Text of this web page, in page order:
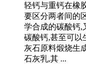
轻钙与重钙在橡
要区分两者间的
学合成的碳酸钙,
碳酸钙,甚至可以
灰石原料煅烧生
石灰乳,其 ...